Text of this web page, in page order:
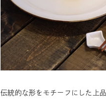
伝統的な形をモチーフにした上